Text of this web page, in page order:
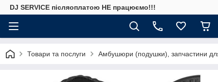
DJ SERVICE пiсляоплатою НЕ працюємо!!!
Товари та послуги Амбушюри (подушки), запчастини